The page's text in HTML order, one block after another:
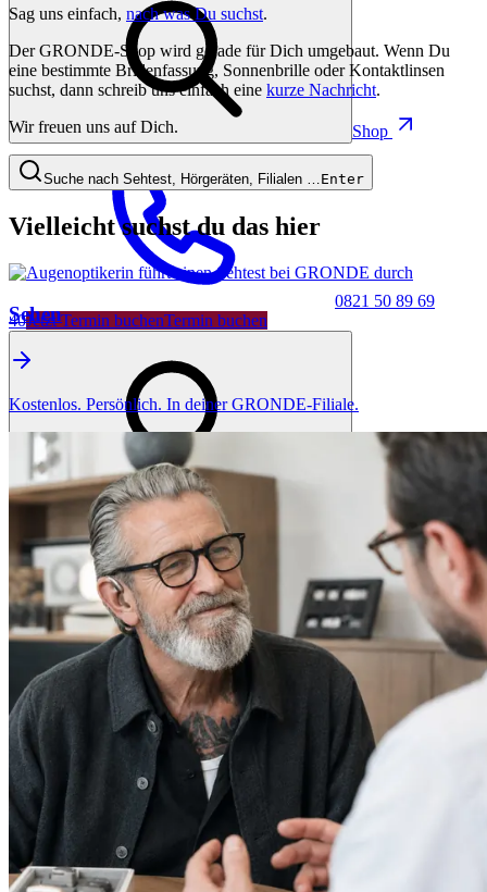
Shop
0821 50 89 69
40Jetzt Termin buchenTermin buchen
Sag uns einfach, nach was Du suchst.
Der GRONDE-Shop wird gerade für Dich umgebaut. Wenn Du
eine bestimmte Brillenfassung, Sonnenbrille oder Kontaktlinsen
suchst, dann schreib uns einfach eine kurze Nachricht.
Wir freuen uns auf Dich.
Suche nach Sehtest, Hörgeräten, Filialen … Enter
Vielleicht suchst du das hier
Sehen
Kostenlos. Persönlich. In deiner GRONDE-Filiale.